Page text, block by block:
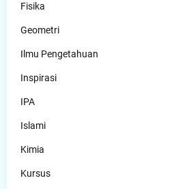
Fisika
Geometri
Ilmu Pengetahuan
Inspirasi
IPA
Islami
Kimia
Kursus